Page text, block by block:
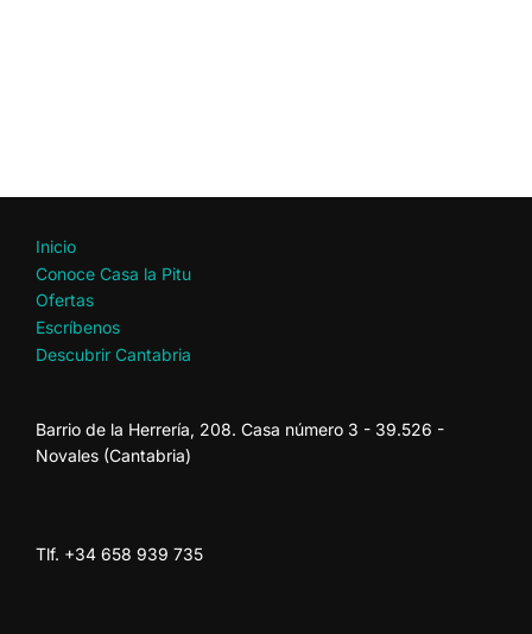
Inicio
Conoce Casa la Pitu
Ofertas
Escríbenos
Descubrir Cantabria
Barrio de la Herrería, 208. Casa número 3 - 39.526 -
Novales (Cantabria)
Tlf. +34 658 939 735